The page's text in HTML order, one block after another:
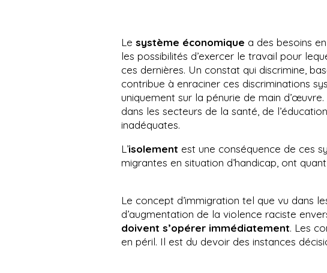
Lesystème économique a des besoins
les possibilités d’exercer le travail pour
ces dernières. Un constat qui discrimine,
contribue à enraciner ces discriminations
uniquement sur la pénurie de main
dans les secteurs de la santé, de
inadéquates.
L’isolement est une conséquence de ces
migrantes en situation d’handicap, ont
Le concept d’immigration tel que vu dans
d’augmentation de la violence raciste
doivent s’opérer immédiatement. Les
en péril. Il est du devoir des instances